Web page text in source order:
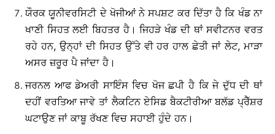
ਯੌਰਕ ਯੂਨੀਵਰਸਿਟੀ ਦੇ ਖੋਜੀਆਂ ਨੇ ਸਪਸ਼ਟ ਕਰ ਦਿੱਤਾ ਹੈ ਕਿ ਖੰਡ ਨਾ
ਖਾਣੀ ਸਿਹਤ ਲਈ ਬਿਹਤਰ ਹੈ। ਜਿਹੜੇ ਖੰਡ ਦੀ ਥਾਂ ਸਵੀਟਨਰ ਵਰਤ
ਰਹੇ ਹਨ, ਉਨ੍ਹਾਂ ਦੀ ਸਿਹਤ ਉੱਤੇ ਵੀ ਹਰ ਹਾਲ ਛੇਤੀ ਜਾਂ ਲੇਟ, ਮਾੜਾ
ਅਸਰ ਜ਼ਰੂਰ ਪੈ ਜਾਂਦਾ ਹੈ।
ਜਰਨਲ ਆਫ ਡੇਅਰੀ ਸਾਇੰਸ ਵਿਚ ਖੋਜ ਛਪੀ ਹੈ ਕਿ ਜੇ ਦੁੱਧ ਦੀ ਥਾਂ
ਦਹੀਂ ਵਰਤਿਆ ਜਾਵੇ ਤਾਂ ਲੈਕਟਿਨ ਏਸਿਡ ਬੈਕਟੀਰੀਆ ਬਲੱਡ ਪ੍ਰੈੱਸ਼ਰ
ਘਟਾਉਣ ਜਾਂ ਕਾਬੂ ਰੱਖਣ ਵਿਚ ਸਹਾਈ ਹੁੰਦੇ ਹਨ।